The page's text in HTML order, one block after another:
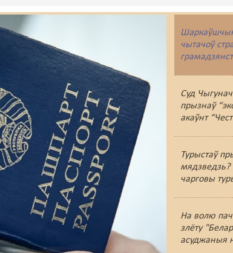
чытачоў
Суд
прызнаў
акаўнт
Турыстаў
мядзведзь?
чарговы
На волю
злёту
асуджаныя